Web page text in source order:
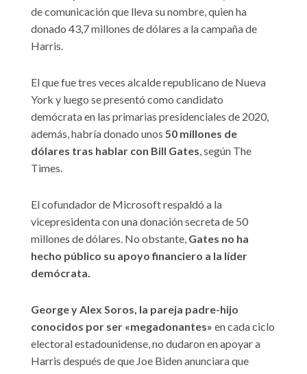
de comunicación que lleva su nombre, quien ha
donado 43,7 millones de dólares a la campaña de
Harris.
El que fue tres veces alcalde republicano de Nueva
York y luego se presentó como candidato
demócrata en las primarias presidenciales de 2020,
además, habría donado unos 50 millones de
dólares tras hablar con Bill Gates , según The
Times.
El cofundador de Microsoft respaldó a la
vicepresidenta con una donación secreta de 50
millones de dólares. No obstante, Gates no ha
hecho público su apoyo financiero a la líder
demócrata.
George y Alex Soros, la pareja padre-hijo
conocidos por ser «megadonantes» en cada ciclo
electoral estadounidense, no dudaron en apoyar a
Harris después de que Joe Biden anunciara que